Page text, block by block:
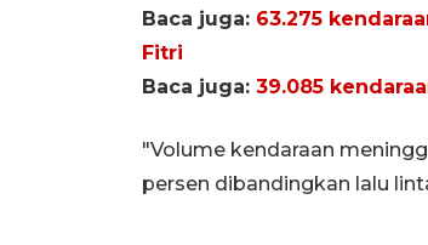
Baca juga: 63.275
Fitri
Baca juga: 39.085
"Volume kendaraan
persen dibandingkan lalu